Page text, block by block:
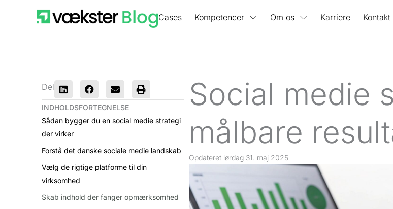
Cases Kompetencer Om os Karriere Kontakt
Del
INDHOLDSFORTEGNELSE
Sådan bygger du en social medie strategi
der virker
Forstå det danske sociale medie landskab
Vælg de rigtige platforme til din
virksomhed
Skab indhold der fanger opmærksomhed
Social medie
målbare
Opdateret lørdag 31. maj 2025